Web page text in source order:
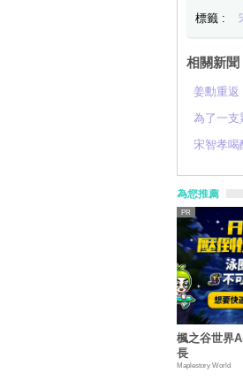
標籤 :
相關新聞
姜勳重返
為了一支
宋智孝喝
為您推薦
楓之谷世界
長
Maplestory World